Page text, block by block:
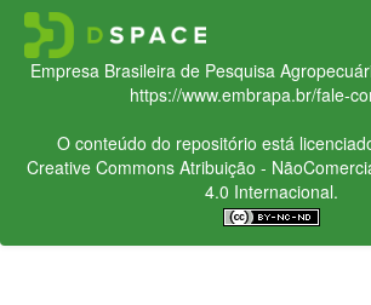
Empresa Brasileira de Pesquisa
https://www.embrapa.br/fale-
O conteúdo do repositório está
Creative CommonsAtribuição -
4.0 Internacional.